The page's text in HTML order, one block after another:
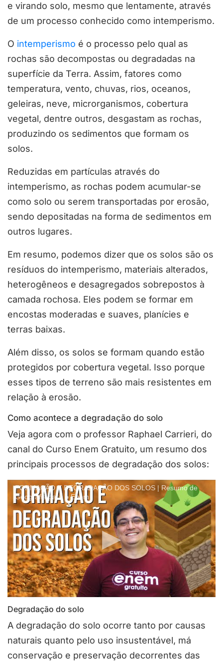
e virando solo, mesmo que lentamente, através
de um processo conhecido como intemperismo.
O intemperismo é o processo pelo qual as
rochas são decompostas ou degradadas na
superfície da Terra. Assim, fatores como
temperatura, vento, chuvas, rios, oceanos,
geleiras, neve, microrganismos, cobertura
vegetal, dentre outros, desgastam as rochas,
produzindo os sedimentos que formam os
solos.
Reduzidas em partículas através do
intemperismo, as rochas podem acumular-se
como solo ou serem transportadas por erosão,
sendo depositadas na forma de sedimentos em
outros lugares.
Em resumo, podemos dizer que os solos são os
resíduos do intemperismo, materiais alterados,
heterogêneos e desagregados sobrepostos à
camada rochosa. Eles podem se formar em
encostas moderadas e suaves, planícies e
terras baixas.
Além disso, os solos se formam quando estão
protegidos por cobertura vegetal. Isso porque
esses tipos de terreno são mais resistentes em
relação à erosão.
Como acontece a degradação do solo
Veja agora com o professor Raphael Carrieri, do
canal do Curso Enem Gratuito, um resumo dos
principais processos de degradação dos solos:
FORMAÇÃO E DEGRADAÇÃO DOS SOLOS | Resumo de
Geografia para o Enem
Degradação do solo
A degradação do solo ocorre tanto por causas
naturais quanto pelo uso insustentável, má
conservação e preservação decorrentes das